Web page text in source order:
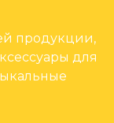
продукции,
для